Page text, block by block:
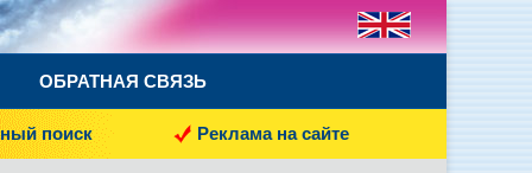
ОБРАТНАЯ СВЯЗЬ
поиск Реклама на сайте